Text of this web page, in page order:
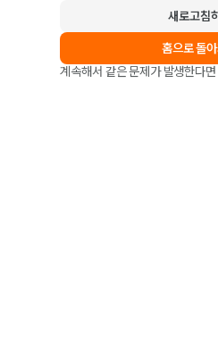
새로고침
홈으로 돌
계속해서 같은 문제가 발생한다면